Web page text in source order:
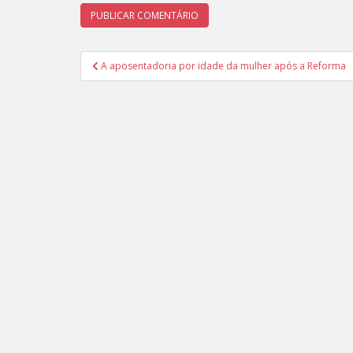
Navegação
de
A aposentadoria por idade da mulher após a Reforma